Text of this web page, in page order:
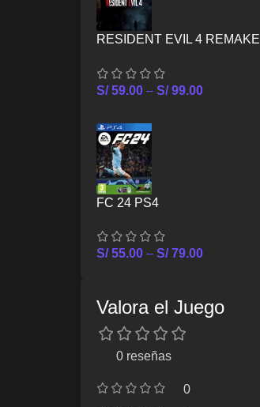
RESIDENT EVIL 4 REMAKE
S/59.00 – S/99.00
FC 24 PS4
S/55.00 – S/79.00
Valora el Juego
0 reseñas
0